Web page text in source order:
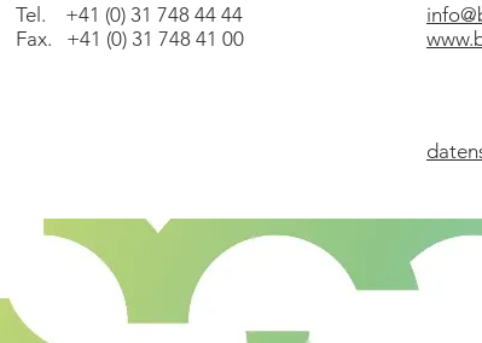
Tel. +41 (0) 31 748 44 44
Fax. +41 (0) 31 748 41 00